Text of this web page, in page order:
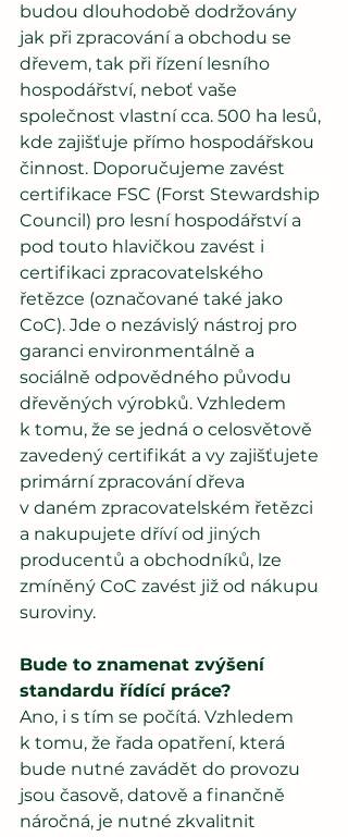
budou dlouhodobě dodržovány
jak při zpracování a obchodu se
dřevem, tak při řízení lesního
hospodářství, neboť vaše
společnost vlastní cca. 500 ha lesů,
kde zajišťuje přímo hospodářskou
činnost. Doporučujeme zavést
certifikace FSC (Forst Stewardship
Council) pro lesní hospodářství a
pod touto hlavičkou zavést i
certifikaci zpracovatelského
řetězce (označované také jako
CoC). Jde o nezávislý nástroj pro
garanci environmentálně a
sociálně odpovědného původu
dřevěných výrobků. Vzhledem
k tomu, že se jedná o celosvětově
zavedený certifikát a vy zajišťujete
primární zpracování dřeva
v daném zpracovatelském řetězci
a nakupujete dříví od jiných
producentů a obchodníků, lze
zmíněný CoC zavést již od nákupu
suroviny.
Bude to znamenat zvýšení
standardu řídící práce?
Ano, i s tím se počítá. Vzhledem
k tomu, že řada opatření, která
bude nutné zavádět do provozu
jsou časově, datově a finančně
náročná, je nutné zkvalitnit